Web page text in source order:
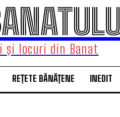
și locuri din Banat
REȚETE BĂNĂȚENE INEDIT